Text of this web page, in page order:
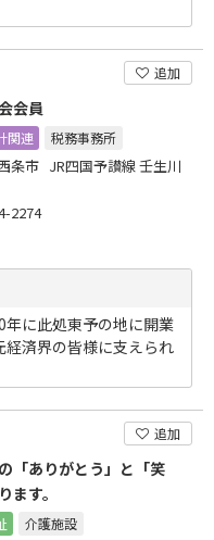
追加
会員
関連 税務事務所
条市 JR四国予讃線 壬生川
2274
に此処東予の地に開業
経済界の皆様に支えられ
追加
「ありがとう」と「笑
ます。
介護施設